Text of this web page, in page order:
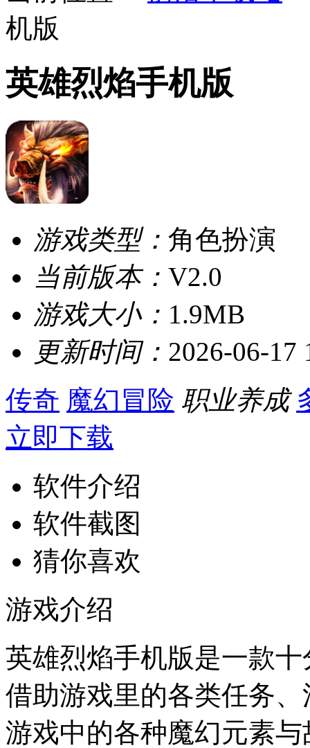
机版
英雄烈焰手机版
游戏类型： 角色扮演
当前版本： V2.0
游戏大小： 1.9MB
更新时间： 2026-06-17
传奇 魔幻冒险 职业养成
立即下载
软件介绍
软件截图
猜你喜欢
游戏介绍
英雄烈焰手机版是一款
借助游戏里的各类任务
游戏中的各种魔幻元素